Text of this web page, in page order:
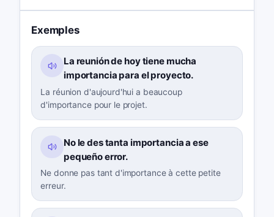
Exemples
La reunión de hoy tiene mucha
importancia para el proyecto.
La réunion d'aujourd'hui a beaucoup
d'importance pour le projet.
No le des tanta importancia a ese
pequeño error.
Ne donne pas tant d'importance à cette petite
erreur.